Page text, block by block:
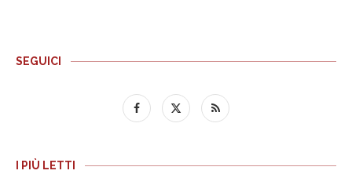
SEGUICI
I PIÙ LETTI